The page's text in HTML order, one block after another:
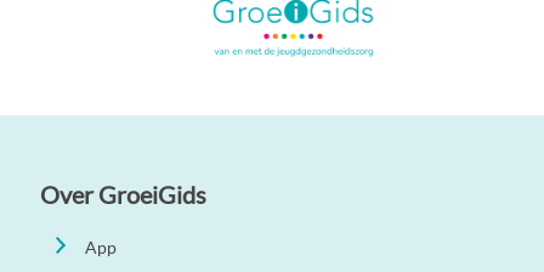
Over GroeiGids
App